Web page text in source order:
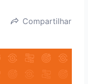
Compartilhar